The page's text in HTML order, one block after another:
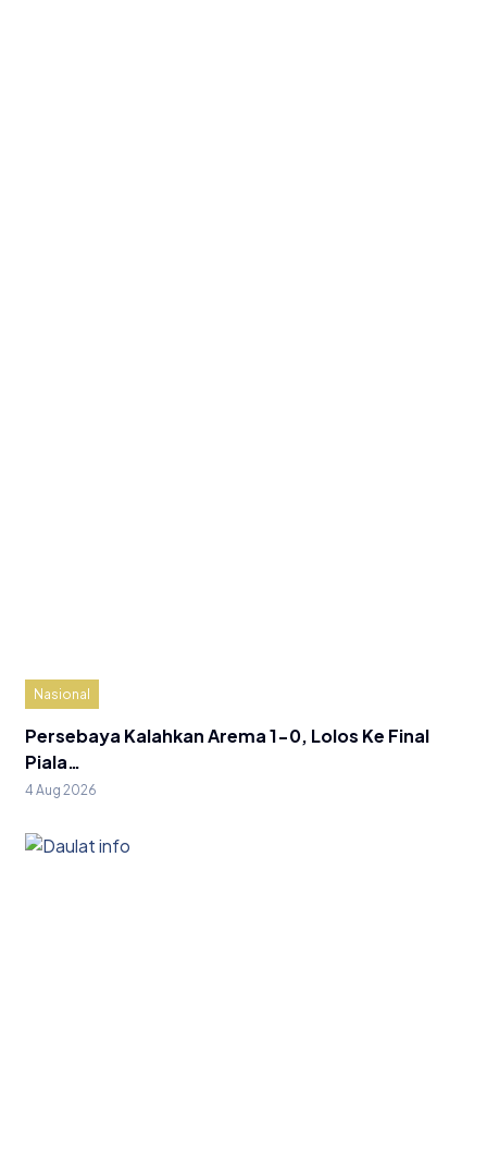
Nasional
Persebaya Kalahkan Arema 1-0, Lolos Ke Final
Piala…
4 Aug 2026